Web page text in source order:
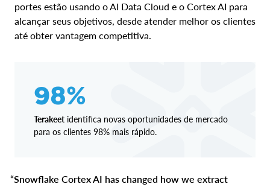
portes estão usando o AI Data Cloud e o Cortex AI para
alcançar seus objetivos, desde atender melhor os clientes
até obter vantagem competitiva.
98%
Terakeet identifica novas oportunidades de mercado
para os clientes 98% mais rápido.
“Snowflake Cortex AI has changed how we extract